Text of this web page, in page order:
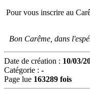
Pour vous inscrire au
Bon Carême, dans
Date de création : 10/03/
Catégorie : -
Page lue 163289 fois